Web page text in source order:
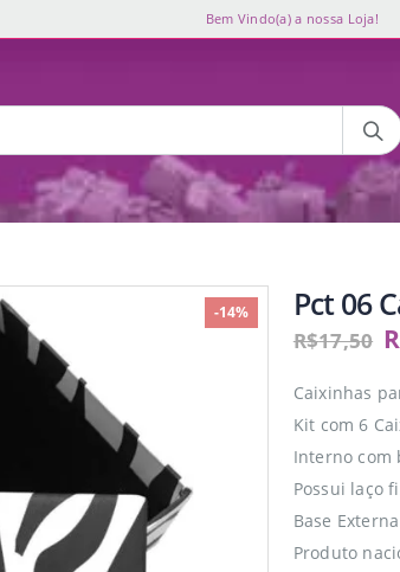
Bem Vindo(a) a nossa Loja!
-14% Pct 06
R$17,50
Caixinhas
Kit com 6
Interno com
Possui laço
Base
Produto